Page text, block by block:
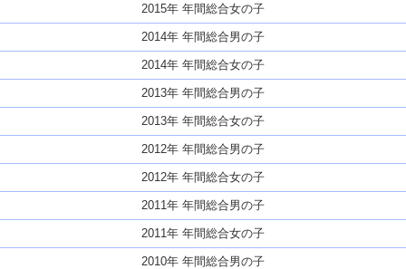
2015年 年間総合女の子
2014年 年間総合男の子
2014年 年間総合女の子
2013年 年間総合男の子
2013年 年間総合女の子
2012年 年間総合男の子
2012年 年間総合女の子
2011年 年間総合男の子
2011年 年間総合女の子
2010年 年間総合男の子